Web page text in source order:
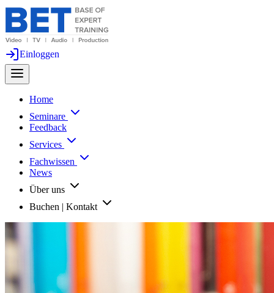
Einloggen
Home
Seminare
Feedback
Services
Fachwissen
News
Über uns
Buchen | Kontakt